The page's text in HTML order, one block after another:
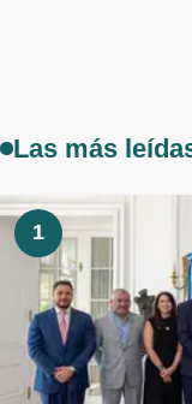
Las más
1